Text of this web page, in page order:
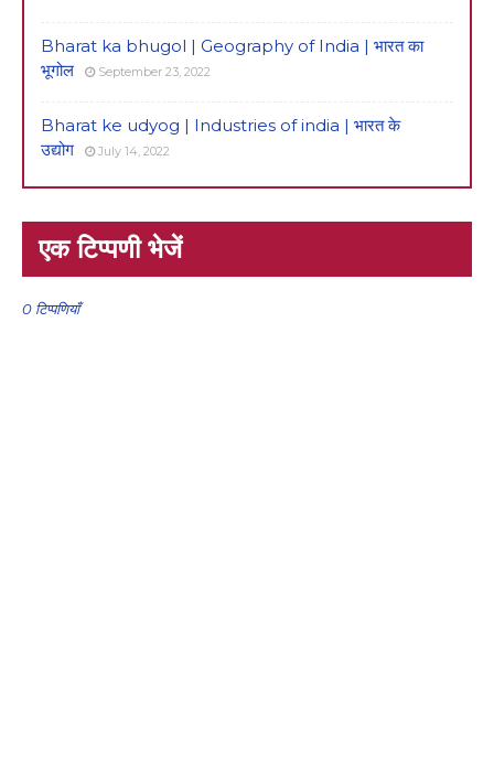
Bharat ka bhugol | Geography of India | भारत का
भूगोल
September 23, 2022
Bharat ke udyog | Industries of india | भारत के
उद्योग
July 14, 2022
एक टिप्पणी भेजें
0 टिप्पणियाँ